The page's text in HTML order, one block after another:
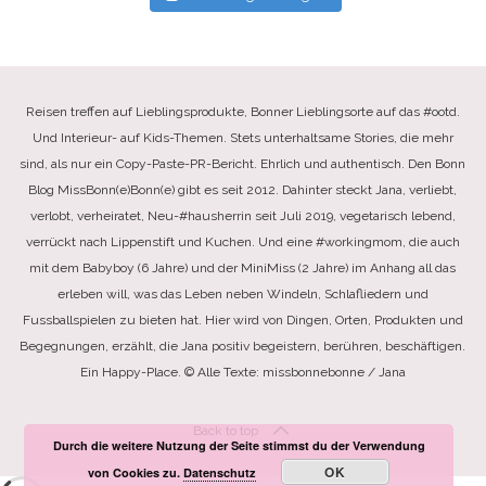
Reisen treffen auf Lieblingsprodukte, Bonner Lieblingsorte auf das #ootd.
Und Interieur- auf Kids-Themen. Stets unterhaltsame Stories, die mehr
sind, als nur ein Copy-Paste-PR-Bericht. Ehrlich und authentisch. Den Bonn
Blog MissBonn(e)Bonn(e) gibt es seit 2012. Dahinter steckt Jana, verliebt,
verlobt, verheiratet, Neu-#hausherrin seit Juli 2019, vegetarisch lebend,
verrückt nach Lippenstift und Kuchen. Und eine #workingmom, die auch
mit dem Babyboy (6 Jahre) und der MiniMiss (2 Jahre) im Anhang all das
erleben will, was das Leben neben Windeln, Schlafliedern und
Fussballspielen zu bieten hat. Hier wird von Dingen, Orten, Produkten und
Begegnungen, erzählt, die Jana positiv begeistern, berühren, beschäftigen.
Ein Happy-Place. © Alle Texte: missbonnebonne / Jana
Back to top
Durch die weitere Nutzung der Seite stimmst du der Verwendung
von Cookies zu.Datenschutz OK